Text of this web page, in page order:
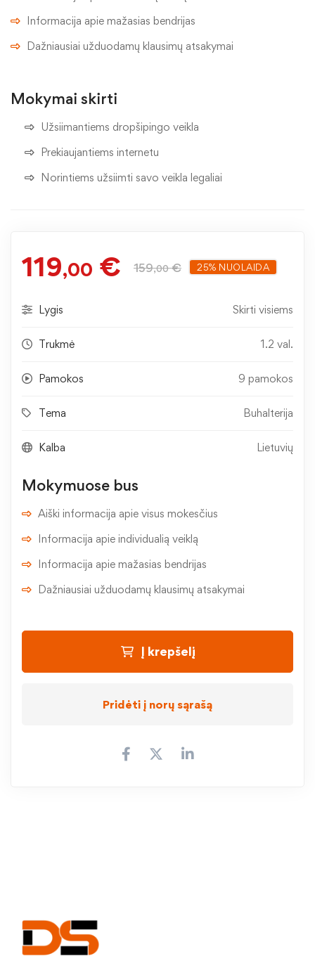
Informacija apie mažasias bendrijas
Dažniausiai užduodamų klausimų atsakymai
Mokymai skirti
Užsiimantiems dropšipingo veikla
Prekiaujantiems internetu
Norintiems užsiimti savo veikla legaliai
119,00 € 159,00 € 25% NUOLAIDA
Lygis Skirti visiems
Trukmė 1.2 val.
Pamokos 9 pamokos
Tema Buhalterija
Kalba Lietuvių
Mokymuose bus
Aiški informacija apie visus mokesčius
Informacija apie individualią veiklą
Informacija apie mažasias bendrijas
Dažniausiai užduodamų klausimų atsakymai
Į krepšelį
Pridėti į norų sąrašą